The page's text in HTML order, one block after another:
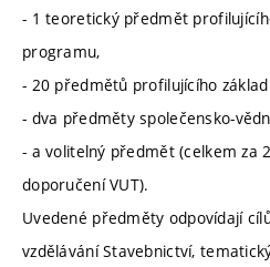
- 1 teoretický předmět
programu,
- 20 předmětů profilujícího
- dva předměty společensko-
- a volitelný předmět (celkem za
doporučení VUT).
Uvedené předměty odpovídají
vzdělávání Stavebnictví,